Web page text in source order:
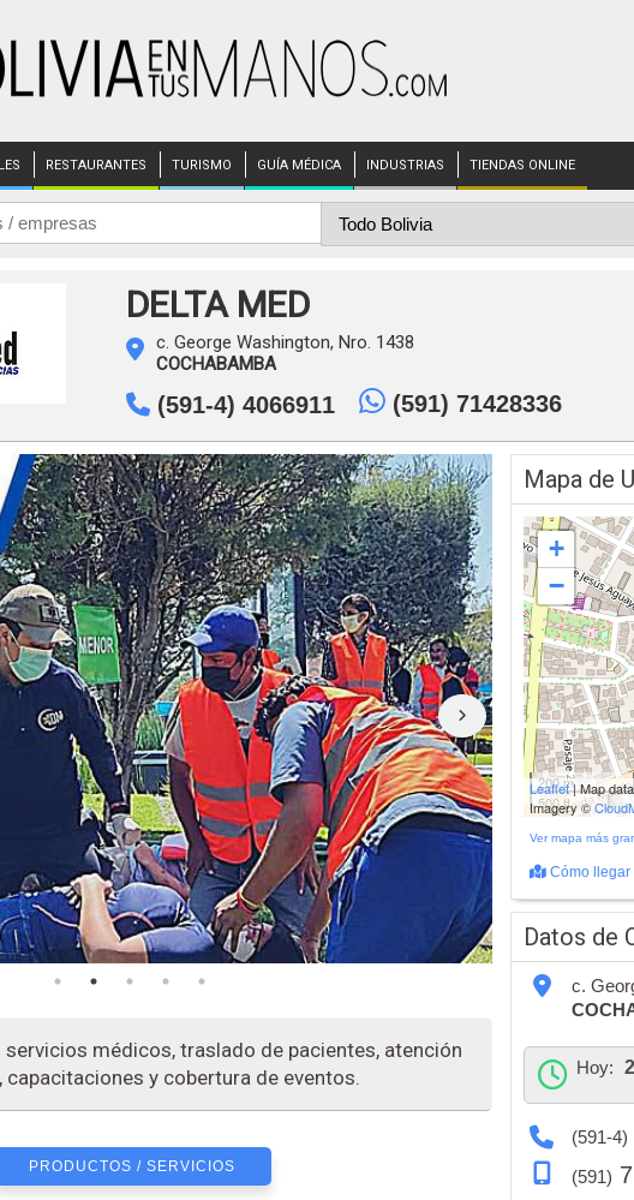
RESTAURANTES TURISMO GUÍA MÉDICA INDUSTRIAS TIENDAS ONLINE
DELTA MED
c. George Washington, Nro. 1438
COCHABAMBA
(591-4) 4066911 (591) 71428336
médicos, traslado de pacientes, atención
capacitaciones y cobertura de eventos.
PRODUCTOS / SERVICIOS
Mapa de
+
−
200 m
500 ft
Leaflet| Map
Imagery ©
Ver mapa más
Cómo llegar
Datos de
c.
Hoy:
(591-4)
(591)